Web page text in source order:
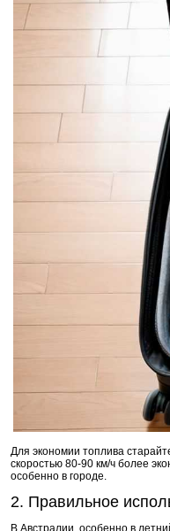
Для экономии топлива
скоростью 80-90 км/ч более
особенно в городе.
2. Правильное
В Австралии, особенно в